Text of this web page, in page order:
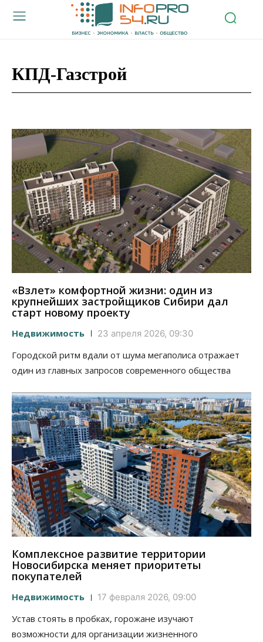
КПД-Газстрой
«Взлет» комфортной жизни: один из
крупнейших застройщиков Сибири дал
старт новому проекту
Недвижимость 23 апреля 2026, 09:30
Городской ритм вдали от шума мегаполиса отражает
один из главных запросов современного общества
Комплексное развитие территории
Новосибирска меняет приоритеты
покупателей
Недвижимость 17 февраля 2026, 09:00
Устав стоять в пробках, горожане изучают
возможности для организации жизненного